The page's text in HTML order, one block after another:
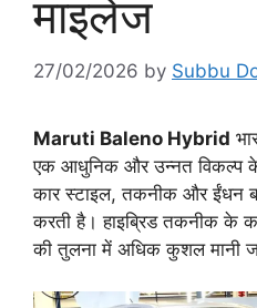
माइलेज
27/02/2026 by Subbu
Maruti Baleno Hybrid
एक आधुनिक और उन्नत विकल्प
कार स्टाइल, तकनीक और ईंधन
करती है। हाइब्रिड तकनीक के
की तुलना में अधिक कुशल मानी